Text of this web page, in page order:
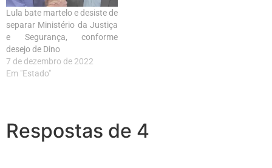
Lula bate martelo e desiste de
separar Ministério da Justiça
e Segurança, conforme
desejo de Dino
7 de dezembro de 2022
Em "Estado"
Respostas de 4